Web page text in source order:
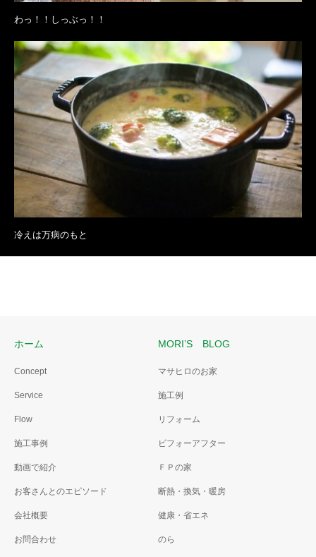
わっ！！しっぶっ！！
冷えは万病のもと
ホーム
Concept
Service
Flow
施工事例
動画で紹介
お客さんとのエピソード
会社概要
お問合わせ
MORI’S BLOG
マサヒロのお家
施工例
リフォーム
ビフォーアフター
ＦＰの家
断熱・換気・暖房
健康・省エネ
のら